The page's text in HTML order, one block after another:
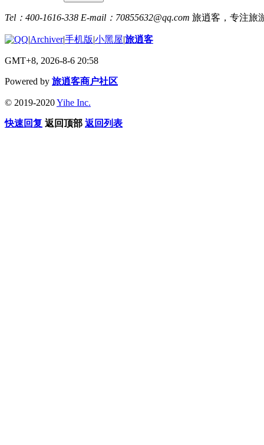
Tel：400-1616-338 E-mail：70855632@qq.com 旅逍客，专注旅
|Archiver|手机版|小黑屋|旅逍客
GMT+8, 2026-8-6 20:58
Powered by 旅逍客商户社区
© 2019-2020Yihe Inc.
快速回复 返回顶部 返回列表